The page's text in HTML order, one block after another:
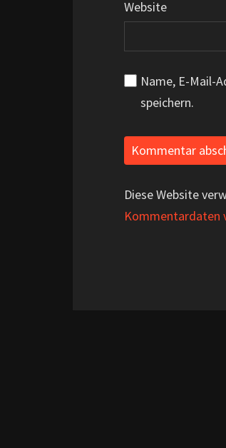
Website
Name, E-Mail-
speichern.
Diese Website
Kommentardaten